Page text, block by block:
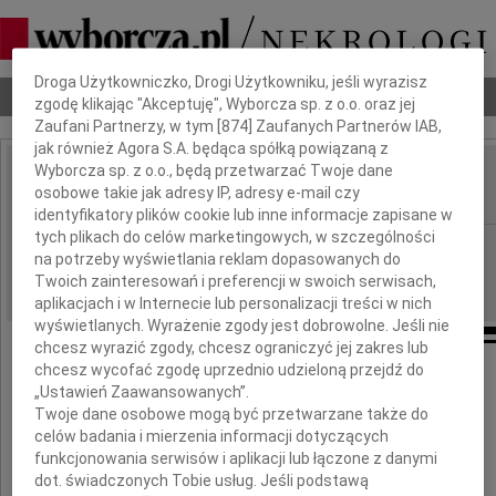
Nekrologi Odeszli Poradnik pogrzebowy
IMIĘ I NAZWISKO: Marek Eminowicz
REGION: Kraków
DATA EMISJI: 15.01.2013
Odszedł nasz Nauczyciel
profesor
Marek Eminowicz
Dbamy o Twoją prywatność
Droga Użytkowniczko, Drogi Użytkowniku, jeśli wyrazisz
zgodę klikając "Akceptuję", Wyborcza sp. z o.o. oraz jej
Zaufani Partnerzy, w tym [874 ] Zaufanych Partnerów IAB,
jak również Agora S.A. będąca spółką powiązaną z
Wyborcza sp. z o.o., będą przetwarzać Twoje dane
osobowe takie jak adresy IP, adresy e-mail czy
identyfikatory plików cookie lub inne informacje zapisane w
tych plikach do celów marketingowych, w szczególności
na potrzeby wyświetlania reklam dopasowanych do
Twoich zainteresowań i preferencji w swoich serwisach,
aplikacjach i w Internecie lub personalizacji treści w nich
wyświetlanych. Wyrażenie zgody jest dobrowolne. Jeśli nie
chcesz wyrazić zgody, chcesz ograniczyć jej zakres lub
chcesz wycofać zgodę uprzednio udzieloną przejdź do
„Ustawień Zaawansowanych”.
Twoje dane osobowe mogą być przetwarzane także do
celów badania i mierzenia informacji dotyczących
funkcjonowania serwisów i aplikacji lub łączone z danymi
dot. świadczonych Tobie usług. Jeśli podstawą